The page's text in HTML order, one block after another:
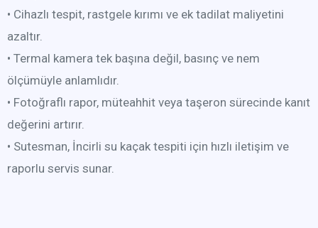
• Cihazlı tespit, rastgele kırımı ve ek tadilat maliyetini
azaltır.
• Termal kamera tek başına değil, basınç ve nem
ölçümüyle anlamlıdır.
• Fotoğraflı rapor, müteahhit veya taşeron sürecinde kanıt
değerini artırır.
• Sutesman, İncirli su kaçak tespiti için hızlı iletişim ve
raporlu servis sunar.